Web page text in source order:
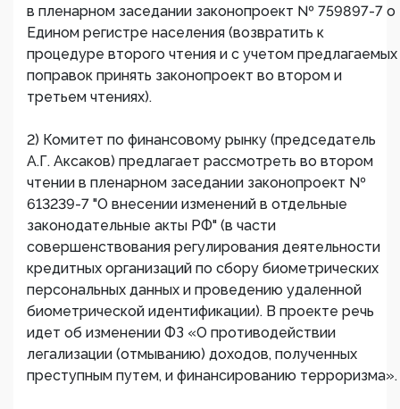
в пленарном заседании законопроект № 759897-7 о
Едином регистре населения (возвратить к
процедуре второго чтения и с учетом предлагаемых
поправок принять законопроект во втором и
третьем чтениях).
2) Комитет по финансовому рынку (председатель
А.Г. Аксаков) предлагает рассмотреть во втором
чтении в пленарном заседании законопроект №
613239-7 "О внесении изменений в отдельные
законодательные акты РФ" (в части
совершенствования регулирования деятельности
кредитных организаций по сбору биометрических
персональных данных и проведению удаленной
биометрической идентификации). В проекте речь
идет об изменении ФЗ «О противодействии
легализации (отмыванию) доходов, полученных
преступным путем, и финансированию терроризма».